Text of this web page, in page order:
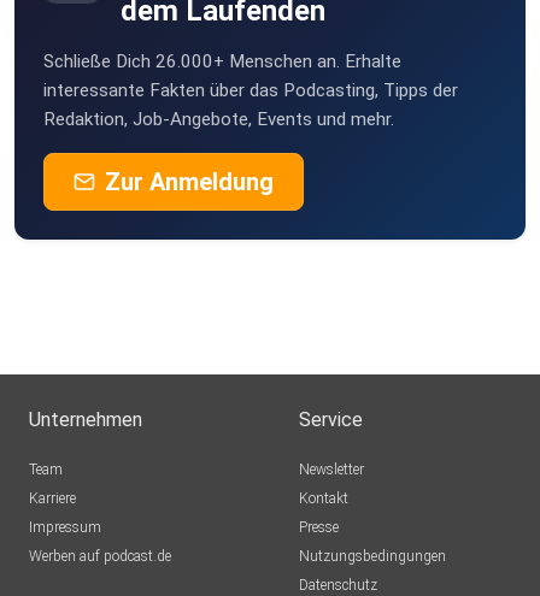
Villach
Erfurt
Puddingbrumsel
Barleben
dem Laufenden
Schließe Dich 26.000+ Menschen an. Erhalte
interessante Fakten über das Podcasting, Tipps der
Redaktion, Job-Angebote, Events und mehr.
Zur Anmeldung
Unternehmen
Team
Karriere
Impressum
Werben auf podcast.de
Service
Newsletter
Kontakt
Presse
Nutzungsbedingungen
Datenschutz